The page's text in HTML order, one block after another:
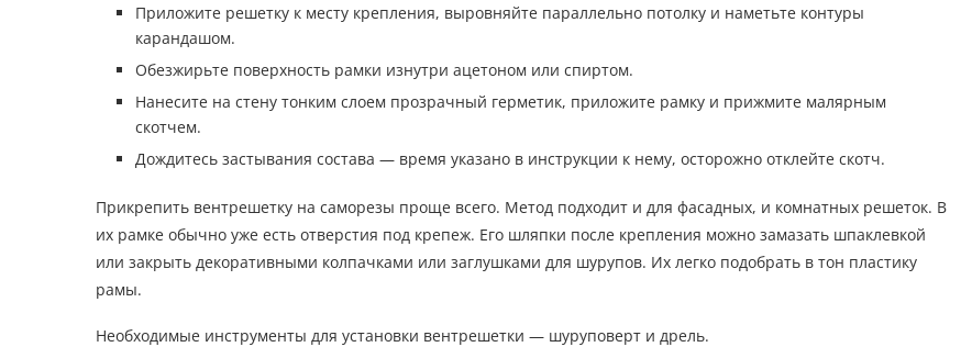
Приложите решетку к месту крепления, выровняйте параллельно потолку и наметьте контуры
карандашом.
Обезжирьте поверхность рамки изнутри ацетоном или спиртом.
Нанесите на стену тонким слоем прозрачный герметик, приложите рамку и прижмите малярным
скотчем.
Дождитесь застывания состава — время указано в инструкции к нему, осторожно отклейте скотч.
Прикрепить вентрешетку на саморезы проще всего. Метод подходит и для фасадных, и комнатных решеток. В
их рамке обычно уже есть отверстия под крепеж. Его шляпки после крепления можно замазать шпаклевкой
или закрыть декоративными колпачками или заглушками для шурупов. Их легко подобрать в тон пластику
рамы.
Необходимые инструменты для установки вентрешетки — шуруповерт и дрель.